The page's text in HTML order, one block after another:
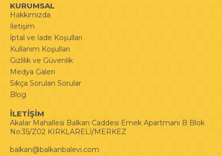
KURUMSAL
Hakkımızda
İletişim
İptal ve İade Koşulları
Kullanım Koşulları
Gizlilik ve Güvenlik
Medya Galeri
Sıkça Sorulan Sorular
Blog
İLETİŞİM
Akalar Mahallesi Balkan Caddesi Emek Apartmanı B Blok
No:35/Z02 KIRKLARELİ/MERKEZ
balkan@balkanbalevi.com